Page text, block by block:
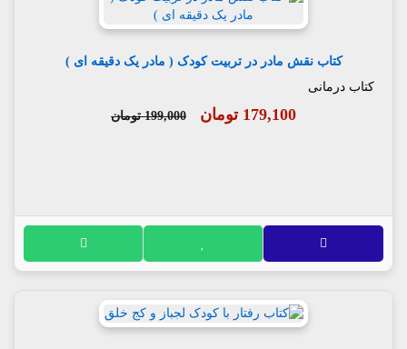
کتاب نقش مادر در تربیت کودک ( مادر یک دقیقه ای )
کتاب درمانی
179,100 تومان 199,000 تومان